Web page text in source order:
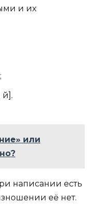
и их
й].
или
написании есть
её нет.